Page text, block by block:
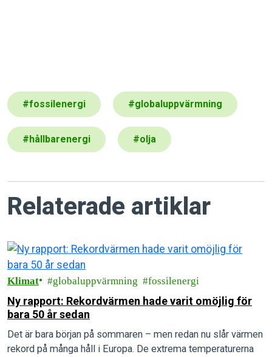
#fossilenergi #globaluppvärmning
#hållbarenergi #olja
Relaterade artiklar
Klimat globaluppvärmning fossilenergi
Ny rapport: Rekordvärmen hade varit omöjlig för
bara 50 år sedan
Det är bara början på sommaren – men redan nu slår värmen
rekord på många håll i Europa. De extrema temperaturerna